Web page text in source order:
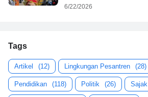
6/22/2026
Tags
Artikel (12) Lingkungan Pesantren (28)
Pendidikan (118) Politik (26) Sajak